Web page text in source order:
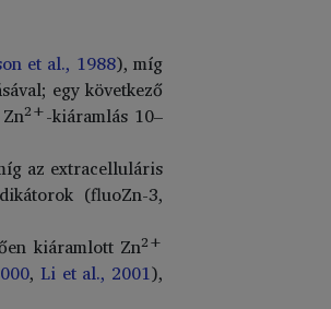
et al., 1988), míg
egy következő
2+-kiáramlás 10–
az extracelluláris
(fluoZn-3,
kiáramlott Zn2+
, Li et al., 2001),